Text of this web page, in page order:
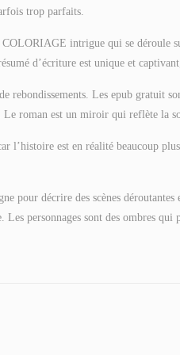
trop parfaits.
intrigue qui se déroule
d’écriture est unique et
rebondissements. Les epub gratuit
Le roman est un miroir qui reflète la
est en réalité beaucoup
pour décrire des scènes
personnages sont des ombres